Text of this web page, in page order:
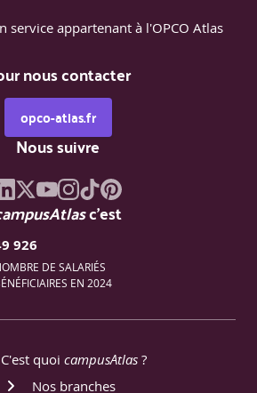
service appartenant à l'OPCO Atlas
nous contacter
opco-atlas.fr
Nous suivre
c'est
926
DE SALARIÉS
EN 2024
C'est quoi campusAtlas ?
Nos branches